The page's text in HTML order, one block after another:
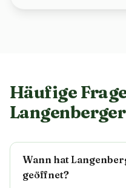
Häufige
Wann hat
geöffnet?